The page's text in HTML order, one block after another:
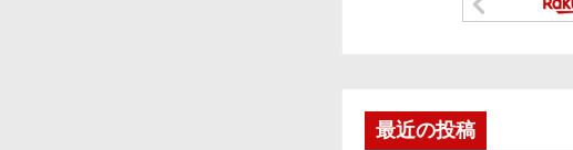
最近の投稿